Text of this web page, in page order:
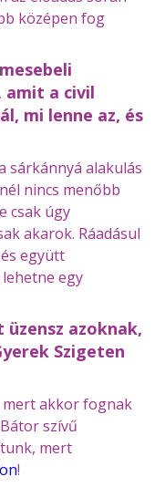
középen fog
a civil
mi lenne az, és
sárkánnyá alakulás
nincs menőbb
csak úgy
akarok. Ráadásul
együtt
egy
azoknak,
Szigeten
mert akkor fognak
szívű
mert
!